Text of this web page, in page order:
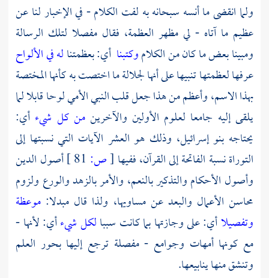
ولما انقضى ما أنسه سبحانه به لفت الكلام - في الإخبار لنا عن
عظيم ما آتاه - لي مظهر العظمة، فقال مفصلا لتلك الرسالة
ومبينا بعض ما كان من الكلاموكتبنا أي: بعظمتناله في الألواح
عرفها لعظمتها تنبيها على أنها لجلالة ما اختصت به كأنها المختصة
بهذا الاسم، وأعظم من هذا جعل قلب النبي الأمي لوحا قابلا لما
يلقى إليه جامعا لعلوم الأولين والآخرينمن كل شيء أي:
يحتاجه بنو إسرائيل، وذلك هو العشر الآيات التي نسبتها إلى
التوراة نسبة الفاتحة إلى القرآن، ففيها [ص:
أصول الدين
وأصول الأحكام والتذكير بالنعم، والأمر بالزهد والورع ولزوم
محاسن الأعمال والبعد عن مساويها، ولذا قال مبدلا: موعظة
وتفصيلاأي: على وجازتها بما كانت سببالكل شيءأي: لأنها -
مع كونها أمهات وجوامع - مفصلة ترجع إليها بحور العلم
وتنشق منها ينابيعها.